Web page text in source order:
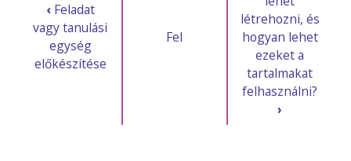
‹Feladat
vagy tanulási
egység
előkészítése
Fel
létrehozni, és
hogyan lehet
ezeket a
tartalmakat
felhasználni?
›